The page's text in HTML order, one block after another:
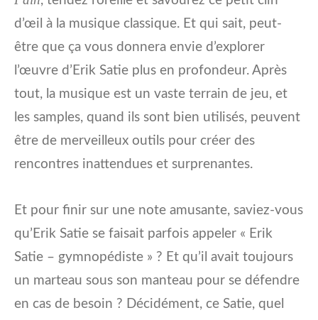
d’œil à la musique classique. Et qui sait, peut-
être que ça vous donnera envie d’explorer
l’œuvre d’Erik Satie plus en profondeur. Après
tout, la musique est un vaste terrain de jeu, et
les samples, quand ils sont bien utilisés, peuvent
être de merveilleux outils pour créer des
rencontres inattendues et surprenantes.
Et pour finir sur une note amusante, saviez-vous
qu’Erik Satie se faisait parfois appeler « Erik
Satie – gymnopédiste » ? Et qu’il avait toujours
un marteau sous son manteau pour se défendre
en cas de besoin ? Décidément, ce Satie, quel